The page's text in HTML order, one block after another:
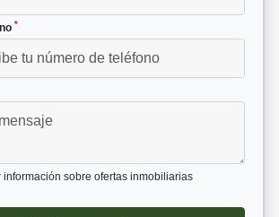
*
información sobre ofertas inmobiliarias